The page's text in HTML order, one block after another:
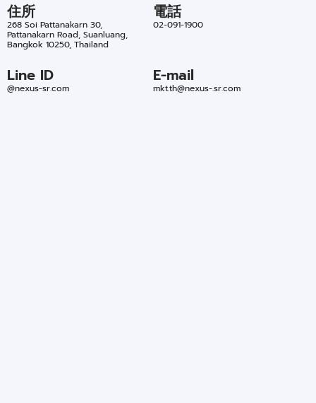
住所
268 Soi Pattanakarn 30,
Pattanakarn Road, Suanluang,
Bangkok 10250, Thailand
電話​
02-091-1900
Line ID
@nexus-sr.com
E-mail
mkt.th@nexus-.sr.com